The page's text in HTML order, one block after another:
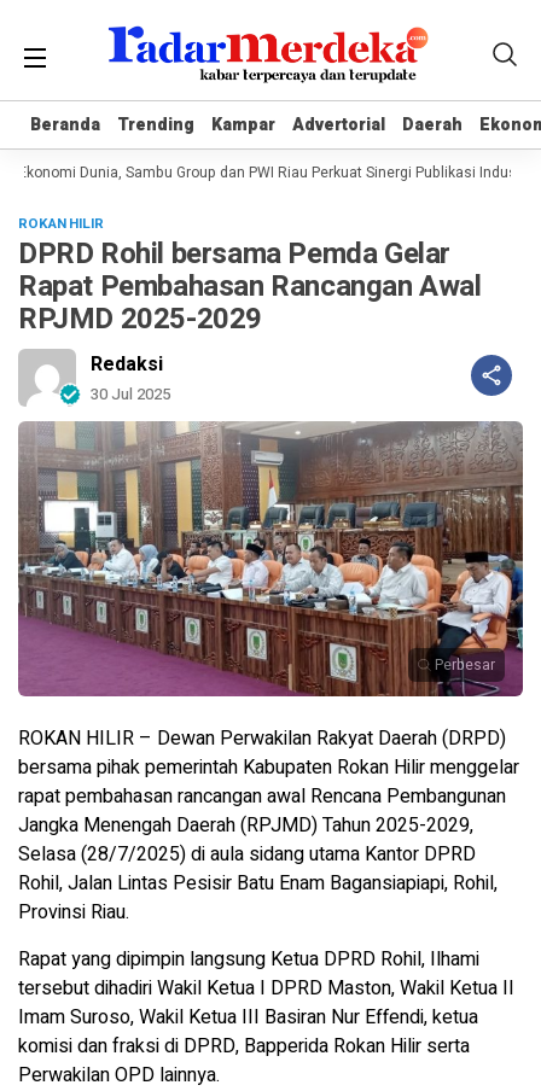
Beranda Trending Kampar Advertorial Daerah
Beranda Trending Kampar Advertorial Daerah
Ekonomi Dunia, Sambu Group dan PWI Riau Perkuat Sinergi Publikasi Industri
ROKAN HILIR
DPRD Rohil bersama Pemda Gelar
Rapat Pembahasan Rancangan Awal
RPJMD 2025-2029
Redaksi
30 Jul 2025
Perbesar
ROKAN HILIR – Dewan Perwakilan Rakyat Daerah (DRPD)
bersama pihak pemerintah Kabupaten Rokan Hilir menggelar
rapat pembahasan rancangan awal Rencana Pembangunan
Jangka Menengah Daerah (RPJMD) Tahun 2025-2029,
Selasa (28/7/2025) di aula sidang utama Kantor DPRD
Rohil, Jalan Lintas Pesisir Batu Enam Bagansiapiapi, Rohil,
Provinsi Riau.
Rapat yang dipimpin langsung Ketua DPRD Rohil, Ilhami
tersebut dihadiri Wakil Ketua I DPRD Maston, Wakil Ketua II
Imam Suroso, Wakil Ketua III Basiran Nur Effendi, ketua
komisi dan fraksi di DPRD, Bapperida Rokan Hilir serta
Perwakilan OPD lainnya.